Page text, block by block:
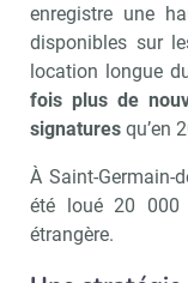
enregistre une
disponibles sur
location longue
fois plus de
signatures qu’en
À Saint-Germain-
été loué 20 000
étrangère.